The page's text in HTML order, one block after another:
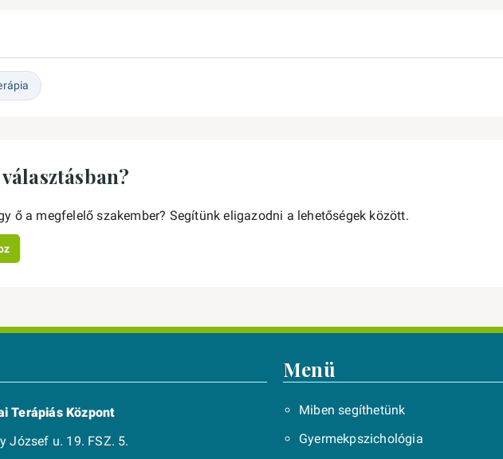
ő a megfelelő szakember? Segítünk eligazodni a lehetőségek között.
Terápiás Központ
József u. 19. FSZ. 5.
Menü
Miben segíthetünk
Gyermekpszichológia